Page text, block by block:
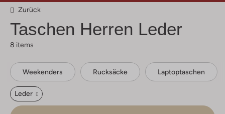
Zurück
Taschen Herren Leder
8 items
Weekenders Rucksäcke Laptoptaschen
Leder